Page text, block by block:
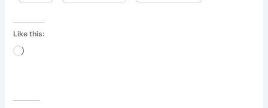
Like this:
Loading…